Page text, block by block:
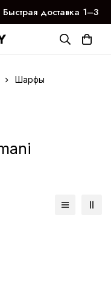
доставка 1–3
Шарфы